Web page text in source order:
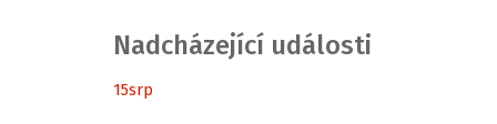
Nadcházející události
15srp